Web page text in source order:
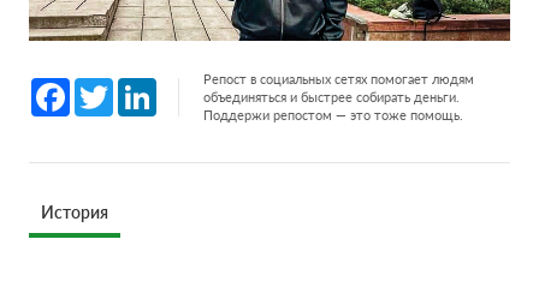
Facebook
Twitter LinkedInРепост в социальных сетях помогает людям
объединяться и быстрее собирать деньги.
Поддержи репостом — это тоже помощь.
История